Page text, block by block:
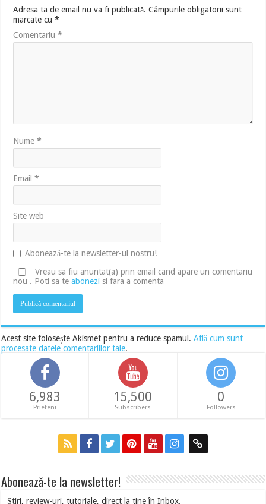
Adresa ta de email nu va fi publicată. Câmpurile obligatorii sunt
marcate cu*
Comentariu*
Nume*
Email*
Site web
Abonează-te la newsletter-ul nostru!
Vreau sa fiu anuntat(a) prin email cand apare un comentariu
nou . Poti sa teabonezi si fara a comenta
Acest site folosește Akismet pentru a reduce spamul.Află cum sunt
procesate datele comentariilor tale.
6,983
Prieteni
15,500
Subscribers
0
Followers
Abonează-te la newsletter!
Știri, review-uri, tutoriale, direct la tine în Inbox.